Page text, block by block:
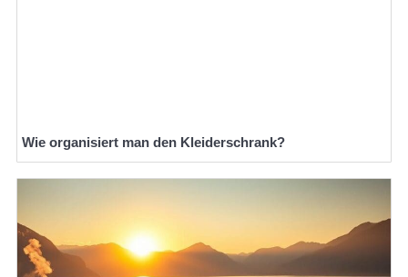
Wie organisiert man den Kleiderschrank?